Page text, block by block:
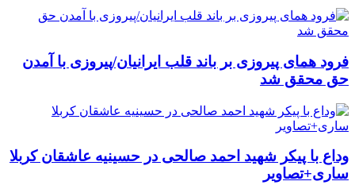
فرود همای پیروزی بر باند قلب ایرانیان/پیروزی با آمدن
حق محقق شد
وداع با پیکر شهید احمد صالحی‌ در حسینیه عاشقان کربلا
ساری+تصاویر